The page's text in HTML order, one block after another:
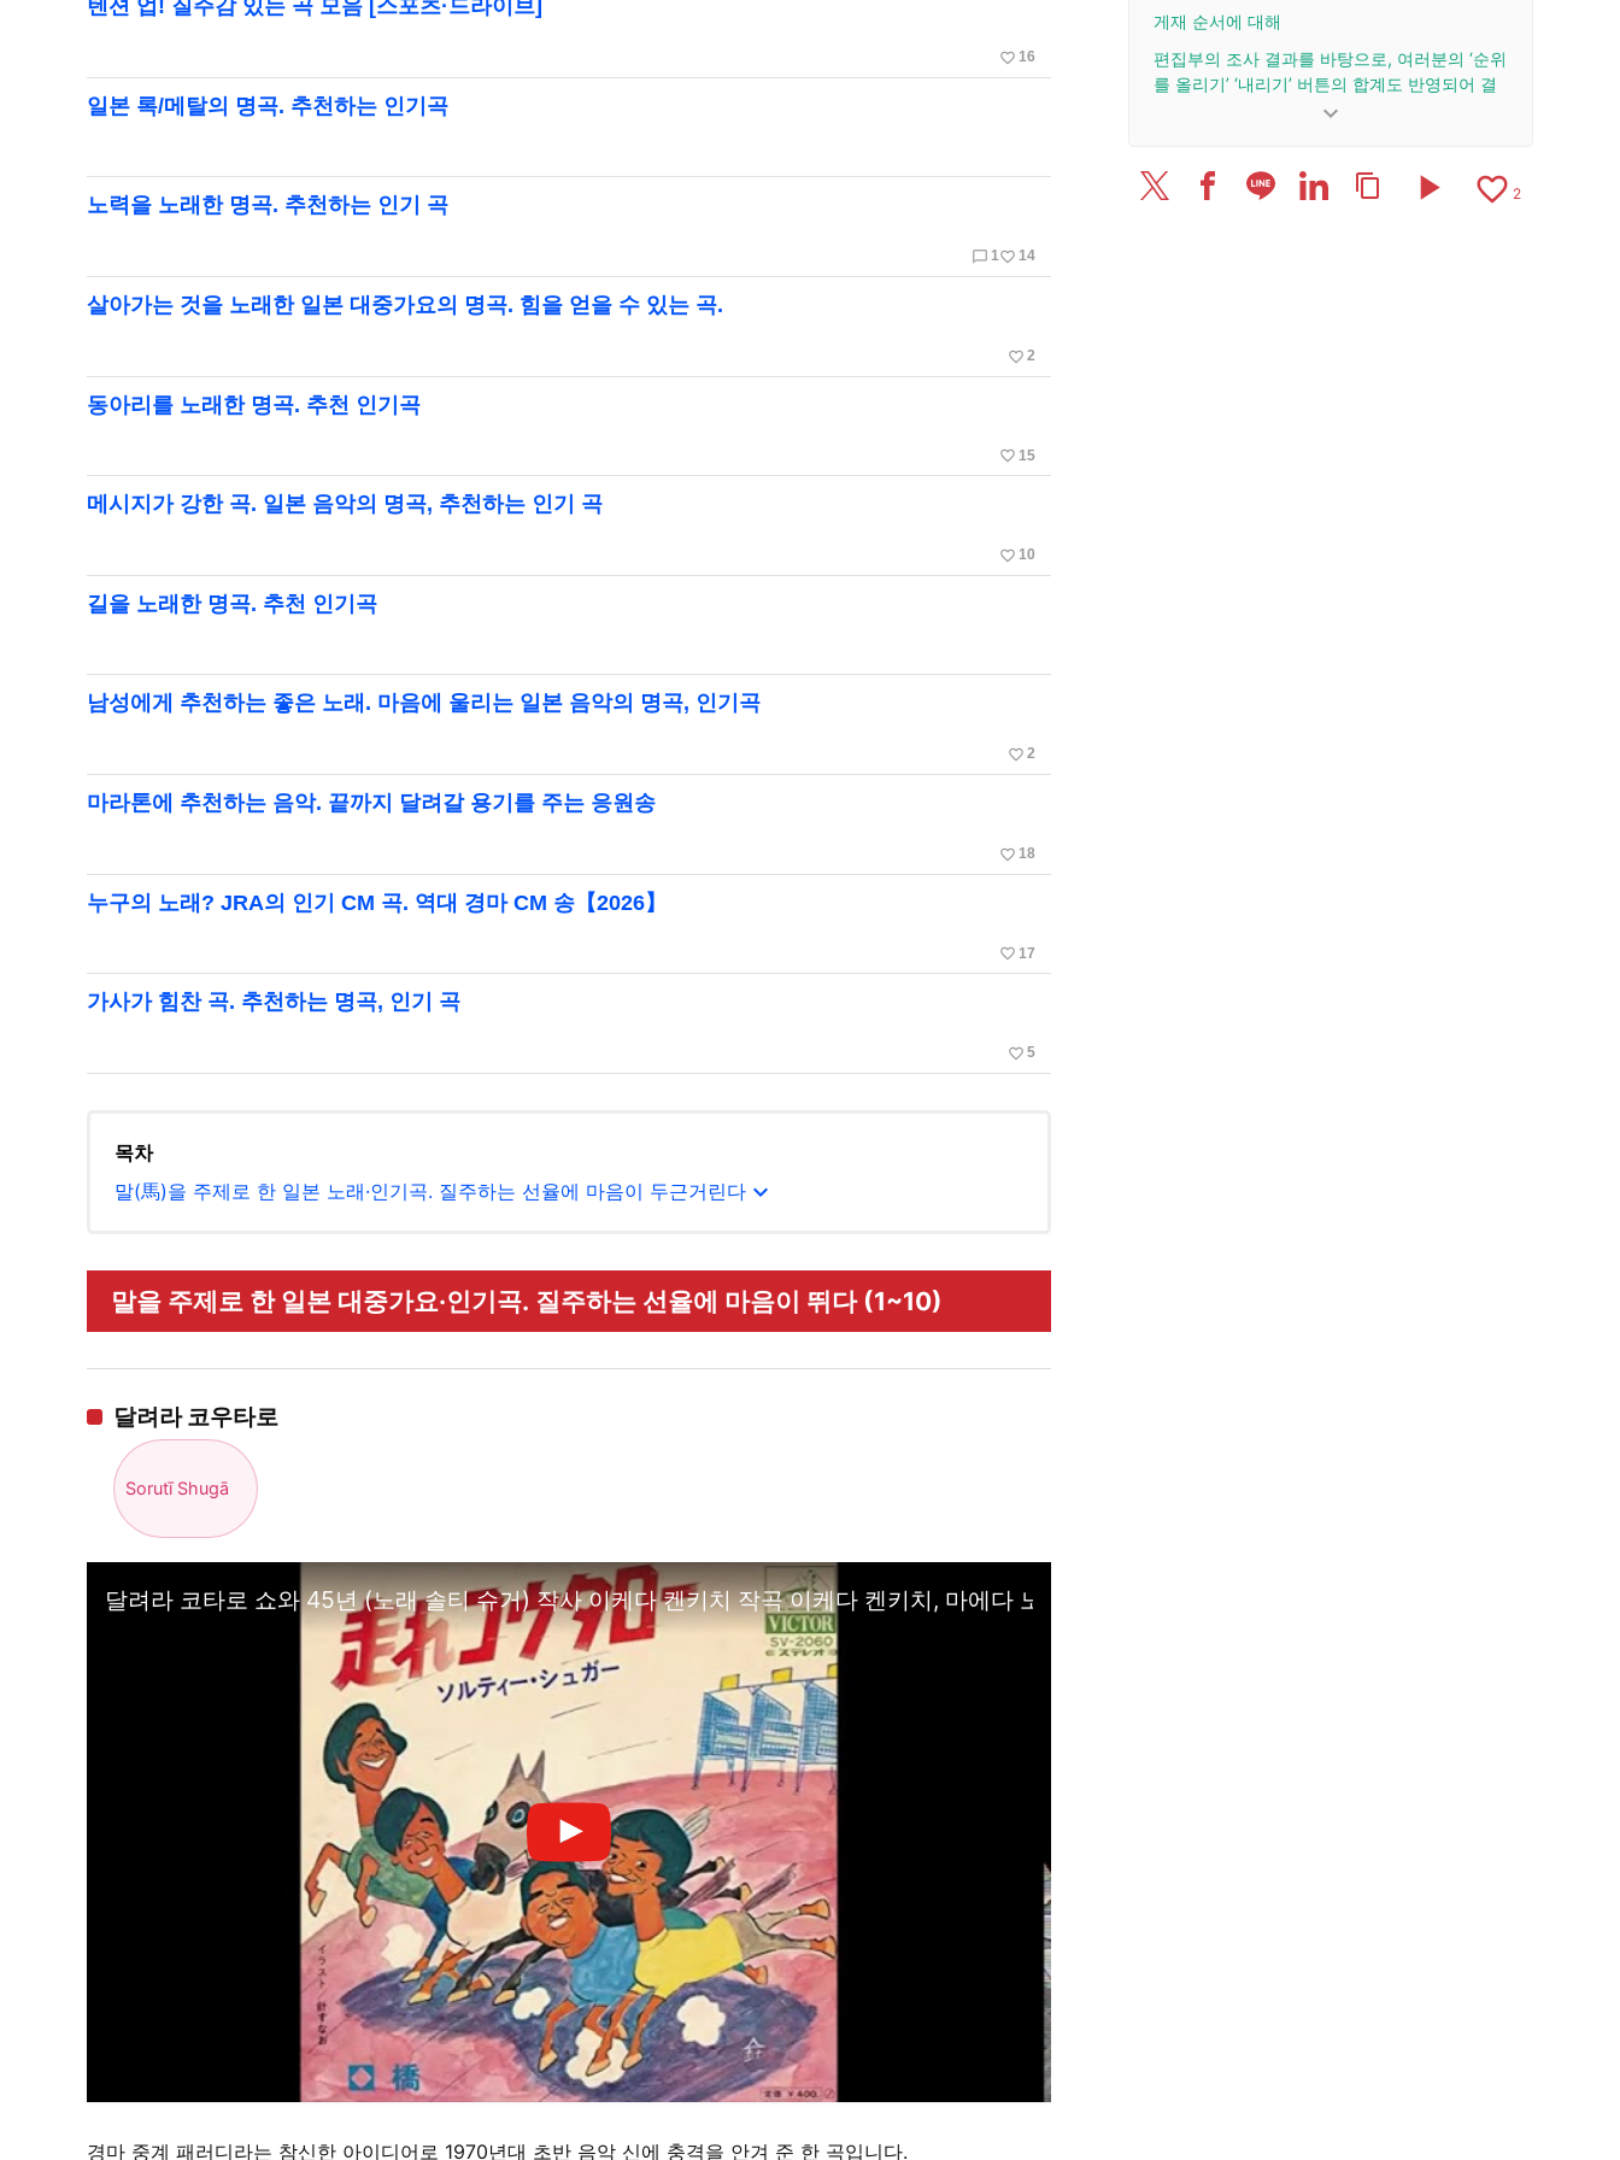
텐션 업! 질주감 있는 곡 모음 [스포츠·드라이브]
favorite_border 16
일본 록/메탈의 명곡. 추천하는 인기곡
노력을 노래한 명곡. 추천하는 인기 곡
chat_bubble_outline 1favorite_border 14
살아가는 것을 노래한 일본 대중가요의 명곡. 힘을 얻을 수 있는 곡.
favorite_border 2
동아리를 노래한 명곡. 추천 인기곡
favorite_border 15
메시지가 강한 곡. 일본 음악의 명곡, 추천하는 인기 곡
favorite_border 10
길을 노래한 명곡. 추천 인기곡
남성에게 추천하는 좋은 노래. 마음에 울리는 일본 음악의 명곡, 인기곡
favorite_border 2
마라톤에 추천하는 음악. 끝까지 달려갈 용기를 주는 응원송
favorite_border 18
누구의 노래? JRA의 인기 CM 곡. 역대 경마 CM 송【2026】
favorite_border 17
가사가 힘찬 곡. 추천하는 명곡, 인기 곡
favorite_border 5
목차
말(馬)을 주제로 한 일본 노래·인기곡. 질주하는 선율에 마음이 두근거린다 expand_more
말을 주제로 한 일본 대중가요·인기곡. 질주하는 선율에 마음이 뛰다 (1~10)
달려라 코우타로
Sorutī Shugā
달려라 코타로 쇼와 45년 (노래 솔티 슈거) 작사 이케다 켄키치 작곡 이케다 켄키치, 마에다 노부오
경마 중계 패러디라는 참신한 아이디어로 1970년대 초반 음악 신에 충격을 안겨 준 한 곡입니다.
게재 순서에 대해
편집부의 조사 결과를 바탕으로, 여러분의 ‘순위
를 올리기’ ‘내리기’ 버튼의 합계도 반영되어 결
2025/12/25: 기사를 공개했습니다.
keyboard_arrow_down
content_copy play_arrow favorite_border 2